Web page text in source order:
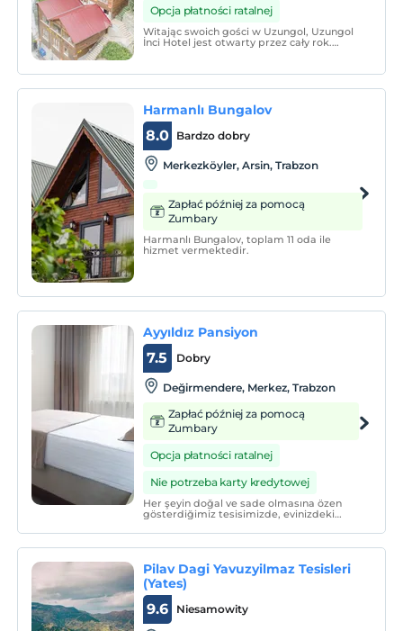
Opcja płatności ratalnej
Witając swoich gości w Uzungol, Uzungol
İnci Hotel jest otwarty przez cały rok.
roztacza się wspaniały widok na jezioro i
bujną przyrodę, posiada taras z takim
Harmanlı Bungalov
Bardzo dobry
8.0
Merkezköyler, Arsin, Trabzon
Zapłać później za pomocą
Zumbary
Harmanlı Bungalov, toplam 11 oda ile
hizmet vermektedir.
Ayyıldız Pansiyon
Dobry
7.5
Değirmendere, Merkez, Trabzon
Zapłać później za pomocą
Zumbary
Opcja płatności ratalnej
Nie potrzeba karty kredytowej
Her şeyin doğal ve sade olmasına özen
gösterdiğimiz tesisimizde, evinizdeki
gayretimiz ile hizmet vermekteyiz.
Pilav Dagi Yavuzyilmaz Tesisleri
(Yates)
Niesamowity
9.6